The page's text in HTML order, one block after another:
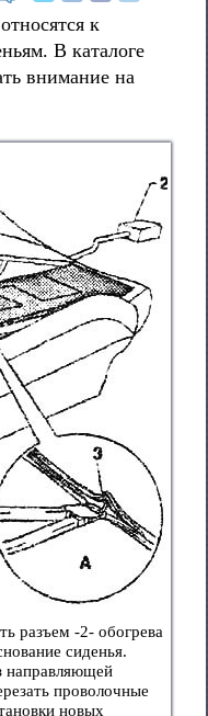
к
В каталоге
внимание на
разъем -2- обогрева
сиденья.
направляющей
проволочные
новых